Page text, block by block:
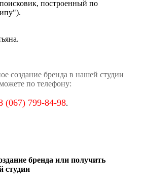
построенный по
создание бренда в нашей студии
по телефону:
(067) 799-84-98.
бренда или получить
студии